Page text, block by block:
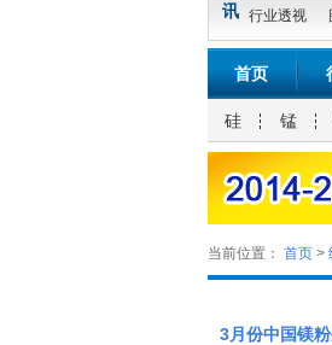
讯 行业透视
首页
硅 锰
当前位置： 首页 >
3月份中国镁